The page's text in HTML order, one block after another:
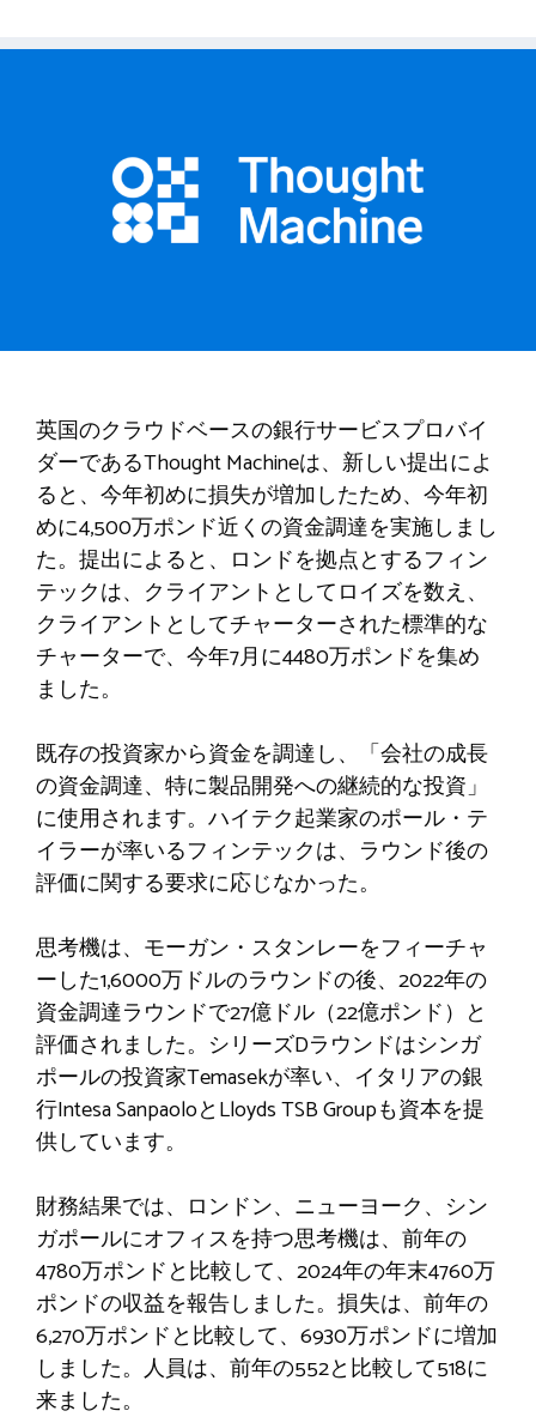
英国のクラウドベースの銀行サービスプロバイ
ダーであるThought Machineは、新しい提出によ
ると、今年初めに損失が増加したため、今年初
めに4,500万ポンド近くの資金調達を実施しまし
た。提出によると、ロンドを拠点とするフィン
テックは、クライアントとしてロイズを数え、
クライアントとしてチャーターされた標準的な
チャーターで、今年7月に4480万ポンドを集め
ました。
既存の投資家から資金を調達し、「会社の成長
の資金調達、特に製品開発への継続的な投資」
に使用されます。ハイテク起業家のポール・テ
イラーが率いるフィンテックは、ラウンド後の
評価に関する要求に応じなかった。
思考機は、モーガン・スタンレーをフィーチャ
ーした1,6000万ドルのラウンドの後、2022年の
資金調達ラウンドで27億ドル（22億ポンド）と
評価されました。シリーズDラウンドはシンガ
ポールの投資家Temasekが率い、イタリアの銀
行Intesa SanpaoloとLloyds TSB Groupも資本を提
供しています。
財務結果では、ロンドン、ニューヨーク、シン
ガポールにオフィスを持つ思考機は、前年の
4780万ポンドと比較して、2024年の年末4760万
ポンドの収益を報告しました。損失は​​、前年の
6,270万ポンドと比較して、6930万ポンドに増加
しました。人員は、前年の552と比較して518に
来ました。